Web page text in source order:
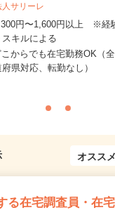
サリーレ
円〜1,600円以上 ※経
キルによる
からでも在宅勤務OK（
県対応、転勤なし）
る在宅調査員・在